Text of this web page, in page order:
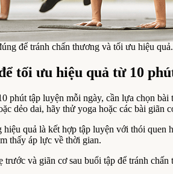
để tránh chấn thương và tối ưu hiệu quả.
tối ưu hiệu quả từ 10
phút tập luyện mỗi ngày, cần lựa chọn
dẻo dai, hãy thử yoga hoặc các bài giãn
hiệu quả là kết hợp tập luyện với thói
thấy áp lực về thời gian.
và giãn cơ sau buổi tập để tránh